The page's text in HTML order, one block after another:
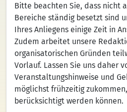
Bitte beachten Sie, dass nicht
Bereiche ständig besetzt sind
Ihres Anliegens einige Zeit in
Zudem arbeitet unsere
organisatorischen Gründen
Vorlauf. Lassen Sie uns daher
Veranstaltungshinweise und
möglichst frühzeitig
berücksichtigt werden können.